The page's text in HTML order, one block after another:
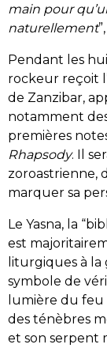
main pour
naturellement
Pendant les
rockeur reçoit
de Zanzibar,
notamment
premières
Rhapsody. Il
zoroastrienne,
marquer sa
Le Yasna, la
est
liturgiques à la
symbole de
lumière du feu
des ténèbres
et son serpent